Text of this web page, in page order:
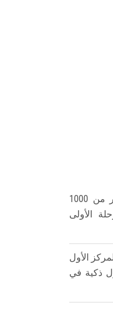
معامل التنسيق الإلكتروني تستقبل أكثر من 1000
الأولى
الأول
ذكية في